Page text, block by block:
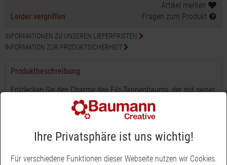
Leider vergriffen
Artikel merken
Fragen zum Produkt
INFORMATIONEN ZU UNSEREN LIEFERFRISTEN
INFORMATION ZUR PRODUKTSICHERHEIT
Produktbeschreibung
Entdecken Sie den Charme des Filz-Tannenbaums, der mit seiner
natürlichen Eleganz jeden Raum bereichert.
Mit einer Länge von 18 cm und einer Breite von 8 cm bietet
dieser Tannenbaum eine perfekte Größe für vielseitige
Dekorationsmöglichkeiten.
Der Baum zeichnet sich durch seinen Holzstamm und einen
Ihre Privatsphäre ist uns wichtig!
Für verschiedene Funktionen dieser Webseite nutzen wir Cookies.